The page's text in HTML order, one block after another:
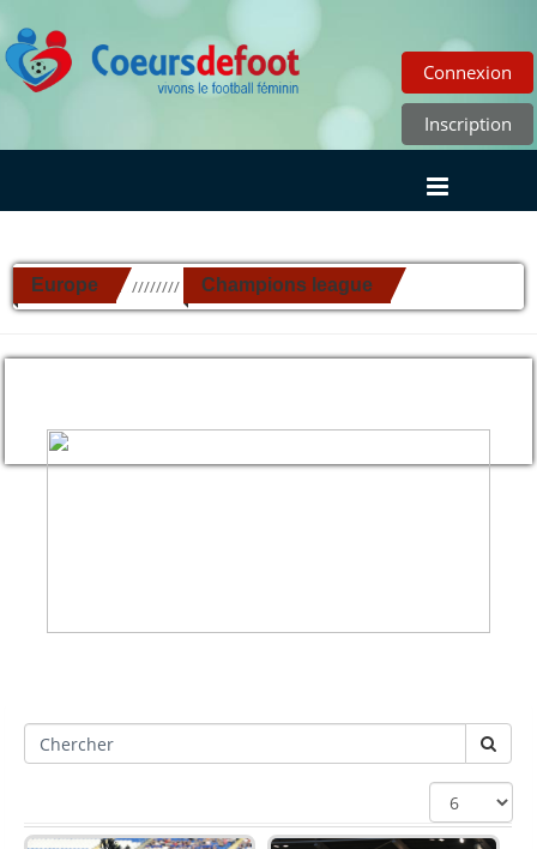
Connexion
Inscription
Europe ////////// Champions league